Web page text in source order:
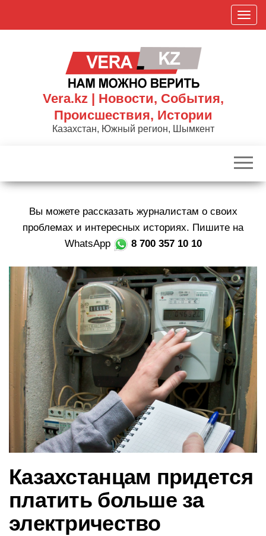
П
о
к
р
в
и
г
а
Vera.kz | Новости, События,
Происшествия, Истории
Казахстан, Южный регион, Шымкент
Вы можете рассказать журналистам о своих
проблемах и интересных историях. Пишите на
WhatsApp
8 700 357 10 10
Казахстанцам придется
платить больше за
электричество